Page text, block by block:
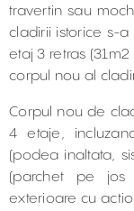
travertin sau
cladirii istorice s-
etaj 3 retras
corpul nou al
Corpul nou de
4 etaje,
(podea inaltata,
(parchet pe jos
exterioare cu